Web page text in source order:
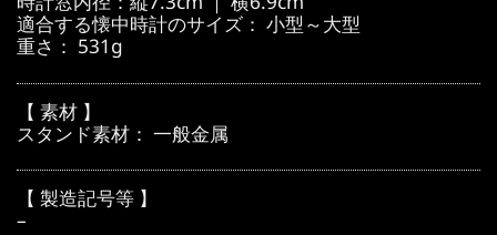
適合する懐中時計のサイズ： 小型～大型
重さ： 531g
【 素材 】
スタンド素材： 一般金属
【 製造記号等 】
–